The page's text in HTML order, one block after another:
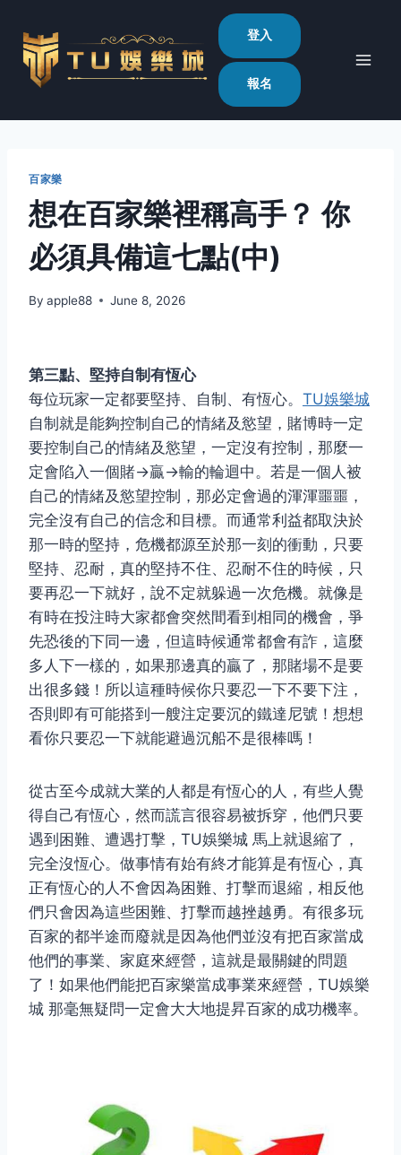
content
登入
報名
百家樂
想在百家樂裡稱高手？ 你
必須具備這七點(中)
By apple88 June 8, 2026
第三點、堅持自制有恆心
每位玩家一定都要堅持、自制、有恆心。 TU娛樂城
自制就是能夠控制自己的情緒及慾望，賭博時一定
要控制自己的情緒及慾望，一定沒有控制，那麼一
定會陷入一個賭→贏→輸的輪迴中。若是一個人被
自己的情緒及慾望控制，那必定會過的渾渾噩噩，
完全沒有自己的信念和目標。而通常利益都取決於
那一時的堅持，危機都源至於那一刻的衝動，只要
堅持、忍耐，真的堅持不住、忍耐不住的時候，只
要再忍一下就好，說不定就躲過一次危機。就像是
有時在投注時大家都會突然間看到相同的機會，爭
先恐後的下同一邊，但這時候通常都會有詐，這麼
多人下一樣的，如果那邊真的贏了，那賭場不是要
出很多錢！所以這種時候你只要忍一下不要下注，
否則即有可能搭到一艘注定要沉的鐵達尼號！想想
看你只要忍一下就能避過沉船不是很棒嗎！
從古至今成就大業的人都是有恆心的人，有些人覺
得自己有恆心，然而謊言很容易被拆穿，他們只要
遇到困難、遭遇打擊，TU娛樂城 馬上就退縮了，
完全沒恆心。做事情有始有終才能算是有恆心，真
正有恆心的人不會因為困難、打擊而退縮，相反他
們只會因為這些困難、打擊而越挫越勇。有很多玩
百家的都半途而廢就是因為他們並沒有把百家當成
他們的事業、家庭來經營，這就是最關鍵的問題
了！如果他們能把百家樂當成事業來經營，TU娛樂
城 那毫無疑問一定會大大地提昇百家的成功機率。